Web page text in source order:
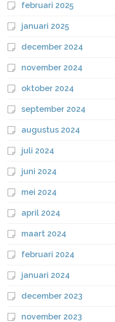
februari 2025
januari 2025
december 2024
november 2024
oktober 2024
september 2024
augustus 2024
juli 2024
juni 2024
mei 2024
april 2024
maart 2024
februari 2024
januari 2024
december 2023
november 2023